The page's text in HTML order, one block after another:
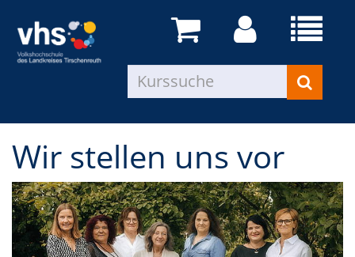
Wir stellen uns vor